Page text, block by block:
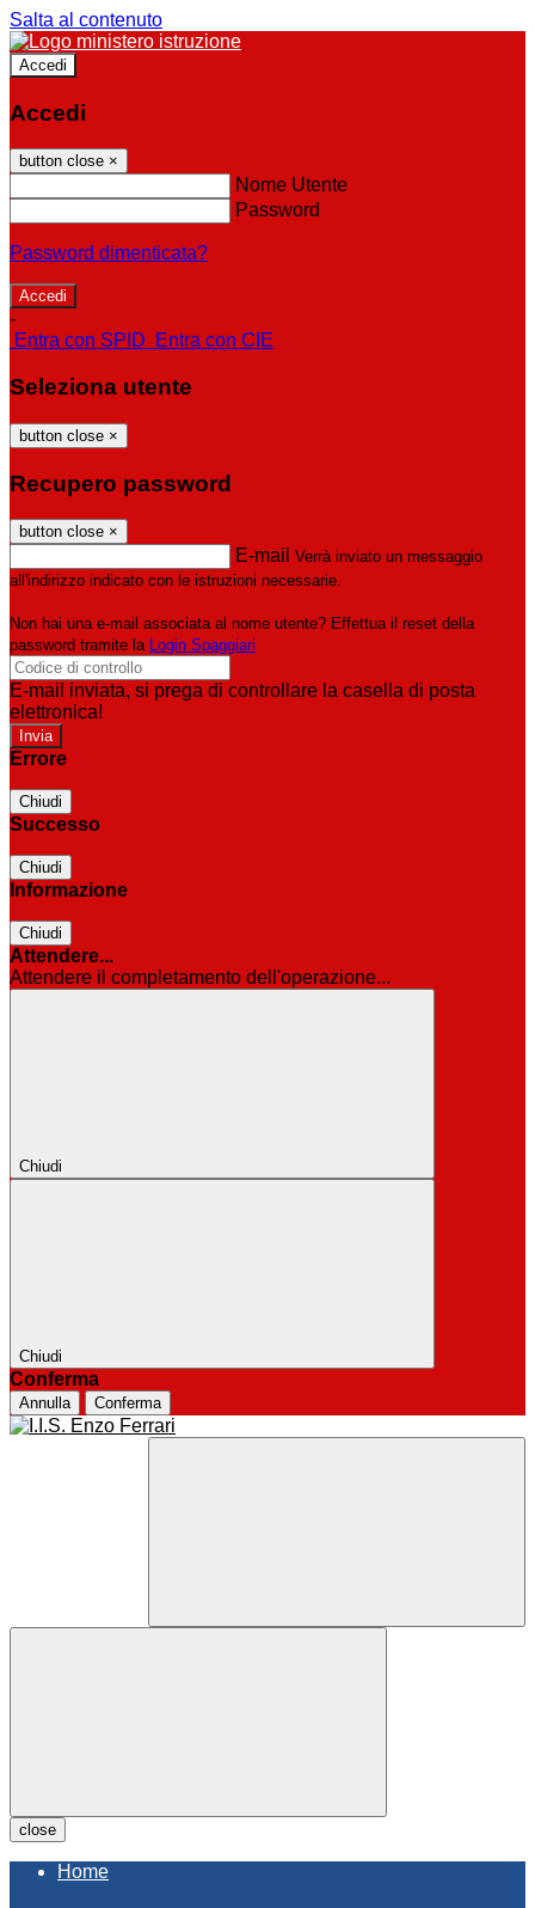
Salta al contenuto
Accedi
Accedi
button close ×
Nome Utente
Password
Password dimenticata?
-
Entra con SPID
Entra con CIE
Seleziona utente
button close ×
Recupero password
button close ×
E-mail Verrà inviato un messaggio
all'indirizzo indicato con le istruzioni necessarie.
Non hai una e-mail associata al nome utente? Effettua il reset della
password tramite la Login Spaggiari
E-mail inviata, si prega di controllare la casella di posta
elettronica!
Errore
Chiudi
Successo
Chiudi
Informazione
Chiudi
Attendere...
Attendere il completamento dell'operazione...
Chiudi
Chiudi
Conferma
Annulla Conferma
close
Home